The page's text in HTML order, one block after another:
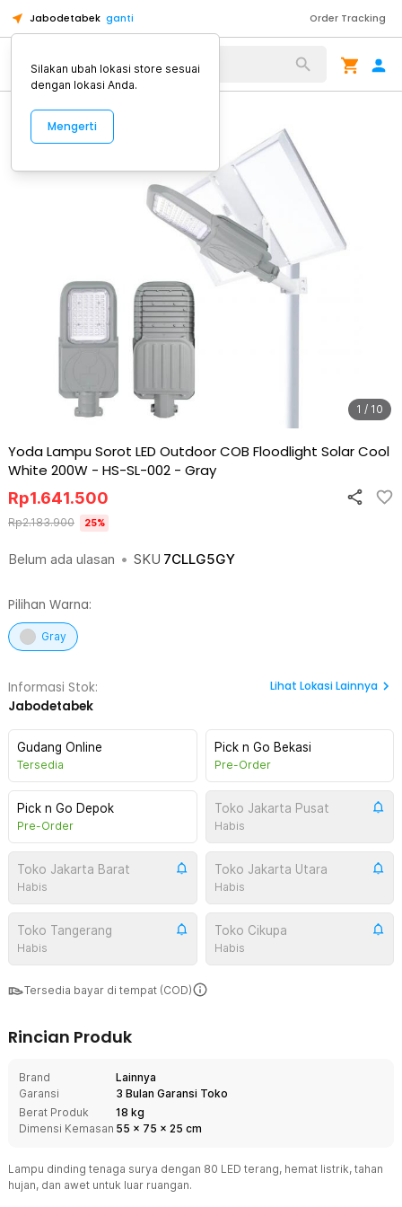
Jabodetabek ganti Order Tracking
Alat Kopi
1 / 10
Yoda Lampu Sorot LED Outdoor COB Floodlight Solar Cool
White 200W - HS-SL-002 - Gray
Belum ada ulasan • SKU 7CLLG5GY
Rp1.641.500
Rp2.183.900 25%
Pilihan Warna:
Gray
Informasi Stok:
Jabodetabek
Lihat Lokasi Lainnya
Gudang Online
Tersedia
Pick n Go Bekasi
Pre-Order
Pick n Go Depok
Pre-Order
Toko Jakarta Pusat
Habis
Toko Jakarta Barat
Habis
Toko Jakarta Utara
Habis
Toko Tangerang
Habis
Toko Cikupa
Habis
Tersedia bayar di tempat (COD)
Rincian Produk
Brand
Lainnya
Garansi
3 Bulan Garansi Toko
Berat Produk
18 kg
Dimensi Kemasan 55 x 75 x 25 cm
Lampu dinding tenaga surya dengan 80 LED terang, hemat listrik, tahan
hujan, dan awet untuk luar ruangan.
Silakan ubah lokasi store sesuai
dengan lokasi Anda.
Mengerti